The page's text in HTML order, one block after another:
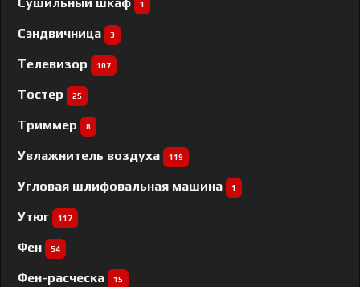
Сушильный шкаф 1
Сэндвичница 3
Телевизор 107
Тостер 25
Триммер 8
Увлажнитель воздуха 119
Угловая шлифовальная машина 1
Утюг 117
Фен 54
Фен-расческа 15